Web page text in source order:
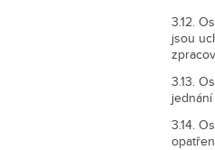
3.12.
jsou
3.13.
3.14.